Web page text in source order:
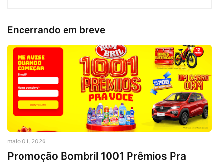
Encerrando em breve
maio 01, 2026
Promoção Bombril 1001 Prêmios Pra